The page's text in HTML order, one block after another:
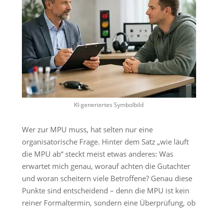
KI-generiertes Symbolbild
Wer zur MPU muss, hat selten nur eine
organisatorische Frage. Hinter dem Satz „wie läuft
die MPU ab“ steckt meist etwas anderes: Was
erwartet mich genau, worauf achten die Gutachter
und woran scheitern viele Betroffene? Genau diese
Punkte sind entscheidend – denn die MPU ist kein
reiner Formaltermin, sondern eine Überprüfung, ob